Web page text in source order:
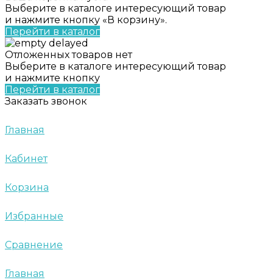
Выберите в каталоге интересующий товар
и нажмите кнопку «В корзину».
Перейти в каталог
Отложенных товаров нет
Выберите в каталоге интересующий товар
и нажмите кнопку
Перейти в каталог
Заказать звонок
Главная
Кабинет
Корзина
Избранные
Сравнение
Главная